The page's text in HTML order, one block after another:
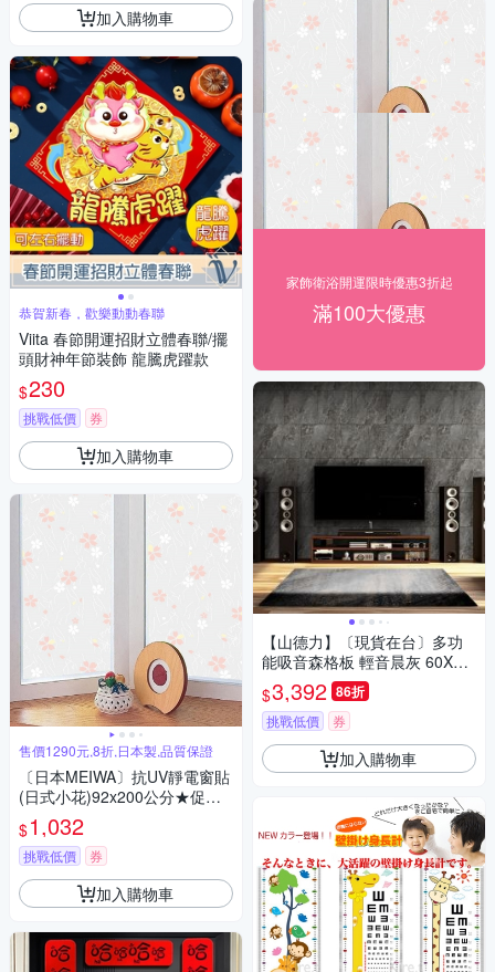
加入購物車
恭賀新春，歡樂動動春聯
Viita 春節開運招財立體春聯/擺
頭財神年節裝飾 龍騰虎躍款
$230
挑戰低價 券
加入購物車
售價1290元,8折,日本製,品質保證
〔日本MEIWA〕抗UV靜電窗貼
(日式小花)92x200公分★促銷
★
$1,032
挑戰低價 券
加入購物車
家飾衛浴開運限時優惠3折起
滿100大優惠
【山德力】〔現貨在台〕多功
能吸音森格板 輕音晨灰 60X60
cm(一箱8片 約0.8坪)
$3,392 86折
挑戰低價 券
加入購物車